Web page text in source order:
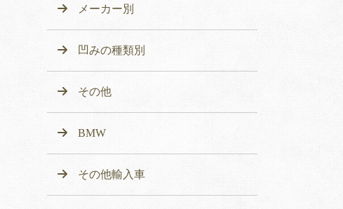
メーカー別
凹みの種類別
その他
BMW
その他輸入車